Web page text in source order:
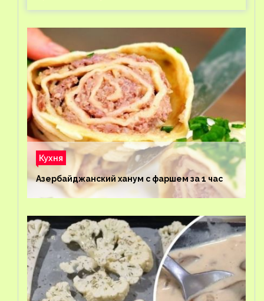
Кухня
Азербайджанский ханум с фаршем за 1 час